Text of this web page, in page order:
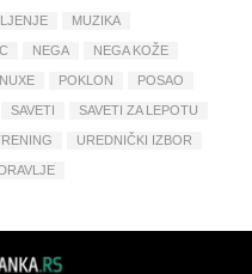
MUZIKA
NEGA NEGA KOŽE
NUXE POKLON POSAO
SAVETI SAVETI ZA LEPOTU
UREDNIČKI IZBOR